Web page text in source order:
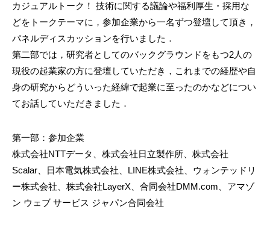
カジュアルトーク！ 技術に関する議論や福利厚生・採用な
どをトークテーマに，参加企業から一名ずつ登壇して頂き，
パネルディスカッションを行いました．
第二部では，研究者としてのバックグラウンドをもつ2人の
現役の起業家の方に登壇していただき，これまでの経歴や自
身の研究からどういった経緯で起業に至ったのかなどについ
てお話していただきました．
第一部：参加企業
株式会社NTTデータ、株式会社日立製作所、株式会社
Scalar、日本電気株式会社、LINE株式会社、ウォンテッドリ
ー株式会社、株式会社LayerX、合同会社DMM.com、アマゾ
ン ウェブ サービス ジャパン合同会社